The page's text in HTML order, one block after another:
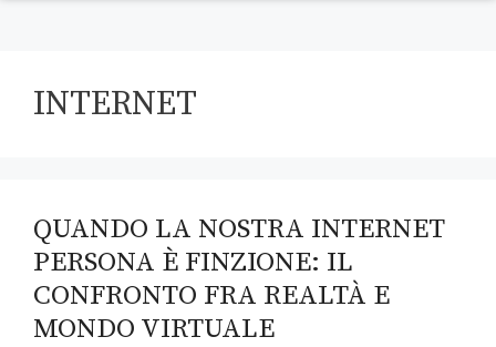
INTERNET
QUANDO LA NOSTRA INTERNET
PERSONA È FINZIONE: IL
CONFRONTO FRA REALTÀ E
MONDO VIRTUALE